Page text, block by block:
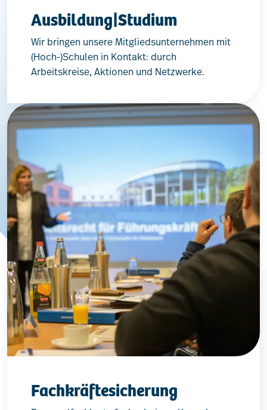
Ausbildung|Studium
Wir bringen unsere Mitgliedsunternehmen mit
(Hoch-)Schulen in Kontakt: durch
Arbeitskreise, Aktionen und Netzwerke.
Fachkräftesicherung